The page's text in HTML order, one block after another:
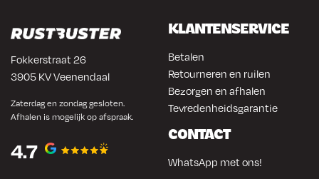
Fokkerstraat 26
3905 KV Veenendaal
Zaterdag en zondag gesloten.
Afhalen is mogelijk op afspraak.
4.7
KLANTENSERVICE
Betalen
Retourneren en ruilen
Bezorgen en afhalen
Tevredenheidsgarantie
CONTACT
WhatsApp met ons!